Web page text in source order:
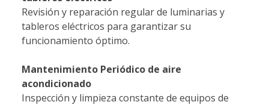
Revisión y reparación regular de luminarias y
tableros eléctricos para garantizar su
funcionamiento óptimo.
Mantenimiento Periódico de aire
acondicionado
Inspección y limpieza constante de equipos de